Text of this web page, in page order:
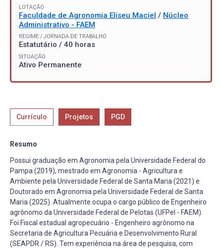
LOTAÇÃO
Faculdade de Agronomia Eliseu Maciel / Núcleo
Administrativo - FAEM
REGIME / JORNADA DE TRABALHO
Estatutário / 40 horas
SITUAÇÃO
Ativo Permanente
Currículo Projetos PGD
Resumo
Possui graduação em Agronomia pela Universidade Federal do
Pampa (2019), mestrado em Agronomia - Agricultura e
Ambiente pela Universidade Federal de Santa Maria (2021) e
Doutorado em Agronomia pela Universidade Federal de Santa
Maria (2025). Atualmente ocupa o cargo público de Engenheiro
agrônomo da Universidade Federal de Pelotas (UFPel - FAEM).
Foi Fiscal estadual agropecuário - Engenheiro agrônomo na
Secretaria de Agricultura Pecuária e Desenvolvimento Rural
(SEAPDR / RS). Tem experiência na área de pesquisa, com